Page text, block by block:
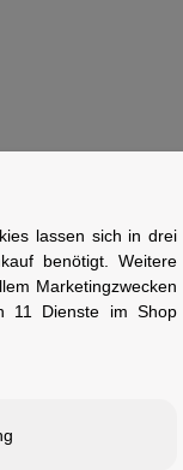
kombinieren
lassen sich in drei
benötigt. Weitere
Marketingzwecken
11 Dienste im Shop